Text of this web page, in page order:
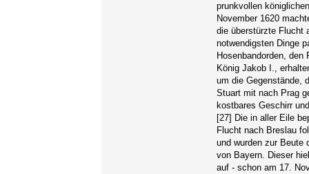
prunkvollen
November 1620
die überstürzte Flucht
notwendigsten Dinge
Hosenbandorden,
König Jakob I.,
um die Gegenstände,
Stuart mit nach Prag
kostbares Geschirr
[27] Die in aller Eile
Flucht nach Breslau
und wurden zur Beute
von Bayern. Dieser
auf - schon am 17.